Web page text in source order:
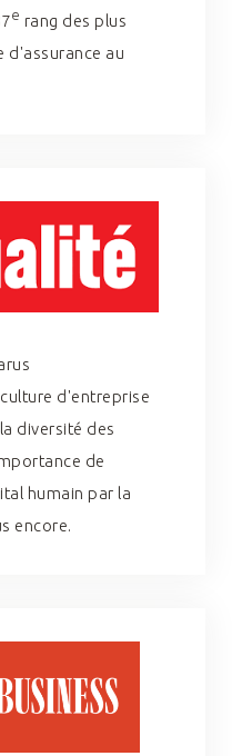
e rang des plus
d'assurance au
d'entreprise
diversité des
de
humain par la
encore.